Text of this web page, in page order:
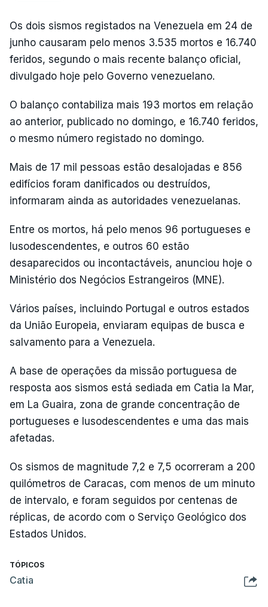
Os dois sismos registados na Venezuela em 24 de
junho causaram pelo menos 3.535 mortos e 16.740
feridos, segundo o mais recente balanço oficial,
divulgado hoje pelo Governo venezuelano.
O balanço contabiliza mais 193 mortos em relação
ao anterior, publicado no domingo, e 16.740 feridos,
o mesmo número registado no domingo.
Mais de 17 mil pessoas estão desalojadas e 856
edifícios foram danificados ou destruídos,
informaram ainda as autoridades venezuelanas.
Entre os mortos, há pelo menos 96 portugueses e
lusodescendentes, e outros 60 estão
desaparecidos ou incontactáveis, anunciou hoje o
Ministério dos Negócios Estrangeiros (MNE).
Vários países, incluindo Portugal e outros estados
da União Europeia, enviaram equipas de busca e
salvamento para a Venezuela.
A base de operações da missão portuguesa de
resposta aos sismos está sediada em Catia la Mar,
em La Guaira, zona de grande concentração de
portugueses e lusodescendentes e uma das mais
afetadas.
Os sismos de magnitude 7,2 e 7,5 ocorreram a 200
quilómetros de Caracas, com menos de um minuto
de intervalo, e foram seguidos por centenas de
réplicas, de acordo com o Serviço Geológico dos
Estados Unidos.
TÓPICOS
Catia